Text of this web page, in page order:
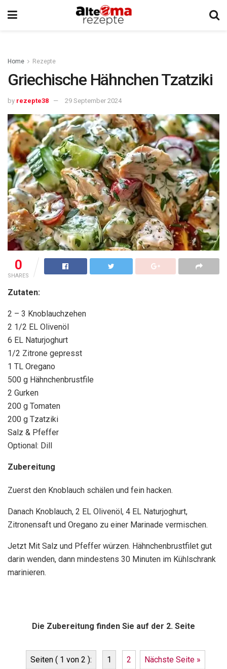
Home Rezepte
Griechische Hähnchen Tzatziki
by rezepte38 29 September 2024
0
SHARES
Zutaten:
2 – 3 Knoblauchzehen
2 1/2 EL Olivenöl
6 EL Naturjoghurt
1/2 Zitrone gepresst
1 TL Oregano
500 g Hähnchenbrustfile
2 Gurken
200 g Tomaten
200 g Tzatziki
Salz & Pfeffer
Optional: Dill
Zubereitung
Zuerst den Knoblauch schälen und fein hacken.
Danach Knoblauch, 2 EL Olivenöl, 4 EL Naturjoghurt,
Zitronensaft und Oregano zu einer Marinade vermischen.
Jetzt Mit Salz und Pfeffer würzen. Hähnchenbrustfilet gut
darin wenden, dann mindestens 30 Minuten im Kühlschrank
marinieren.
Die Zubereitung finden Sie auf der 2. Seite
Seiten ( 1 von 2 ): 1 2 Nächste Seite »